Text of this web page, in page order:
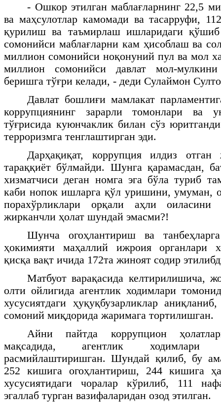
- Ошкор этилган маблағларнинг 22,5
ва маҳсулотлар камомади ва тасарруфи,
қурилиш ва таъмирлаш ишларидаги
сомонийси маблағларни кам ҳисоблаш ва
миллион сомонийси ноқонуний пул ва мол
миллион сомонийси давлат мол-
беришга тўғри келади, - деди Сулаймон
Давлат бошлиғи мамлакат
коррупциянинг зарарли томонлари ва
тўғрисида куюнчаклик билан сўз
терроризмга тенглаштирган эди.
Дарҳақиқат, коррупция илдиз
тараққиёт бўлмайди. Шунга қарамасдан,
хизматчиси деган номга эга бўла туриб
каби нопок ишларга қўл уришини, умуман,
порахўрликлари орқали аҳли
жирканчли ҳолат шундай эмасми?!
Шунча огоҳлантириш ва
ҳокимияти маҳаллий ижроия органлари
қисқа вақт ичида 172та жиноят содир
Матбуот варақасида келтирилишича,
олти ойлигида агентлик ходимлари
хусусиятдаги ҳуқуқбузарликлар
сомоний миқдорида жаримага тортилишган.
Айни пайтда коррупцион
мақсадида, агентлик
расмийлаштиришган. Шундай қилиб, бу
252 кишига огоҳлантириш, 244 кишига
хусусиятидаги чоралар кўрилиб, 111
эгаллаб турган вазифаларидан озод этилган.